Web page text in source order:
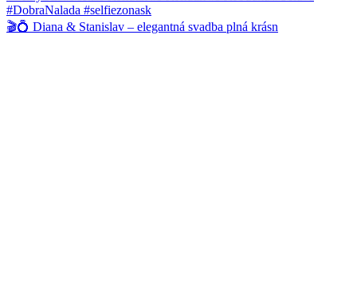
🎬💍 Diana & Stanislav – elegantná svadba plná krásn